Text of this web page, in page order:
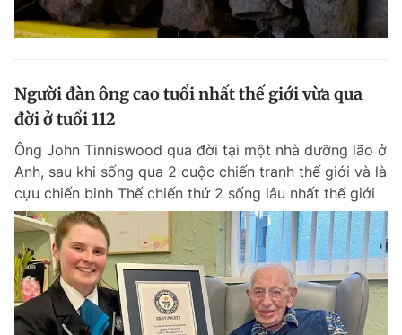
Người đàn ông cao tuổi nhất thế giới vừa qua
đời ở tuổi 112
Ông John Tinniswood qua đời tại một nhà dưỡng lão ở
Anh, sau khi sống qua 2 cuộc chiến tranh thế giới và là
cựu chiến binh Thế chiến thứ 2 sống lâu nhất thế giới